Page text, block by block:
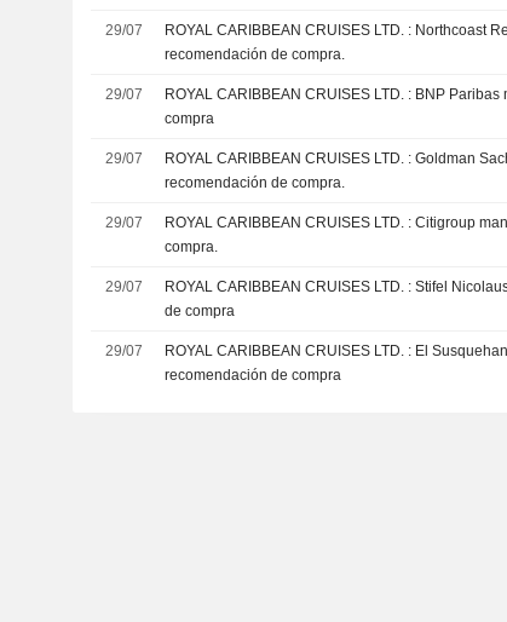
29/07
ROYAL CARIBBEAN CRUISES LTD. : Northcoast Research mantiene una
recomendación de compra.
29/07
ROYAL CARIBBEAN CRUISES LTD. : BNP Paribas mantiene su recomendación de
compra
29/07
ROYAL CARIBBEAN CRUISES LTD. : Goldman Sachs mantiene una
recomendación de compra.
29/07
ROYAL CARIBBEAN CRUISES LTD. : Citigroup mantiene una recomendación de
compra.
29/07
ROYAL CARIBBEAN CRUISES LTD. : Stifel Nicolaus mantiene su recomendación
de compra
29/07
ROYAL CARIBBEAN CRUISES LTD. : El Susquehanna continua con un
recomendación de compra